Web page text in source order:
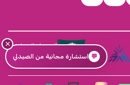
السجل التجاري
4030431116
×
💬 استشارة مجانية من الصيدلي